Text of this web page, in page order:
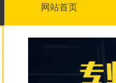
意大利Brevetti 布莱围世拖链项
！综合涨价至18.5%！
网站首页